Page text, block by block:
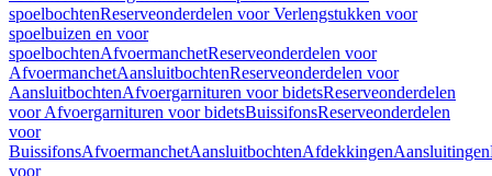
spoelbochtenReserveonderdelen voor Verlengstukken voor
spoelbuizen en voor
spoelbochtenAfvoermanchetReserveonderdelen voor
AfvoermanchetAansluitbochtenReserveonderdelen voor
AansluitbochtenAfvoergarnituren voor bidetsReserveonderdelen
voor Afvoergarnituren voor bidetsBuissifonsReserveonderdelen
voor
BuissifonsAfvoermanchetAansluitbochtenAfdekkingenAansluitingen
voor